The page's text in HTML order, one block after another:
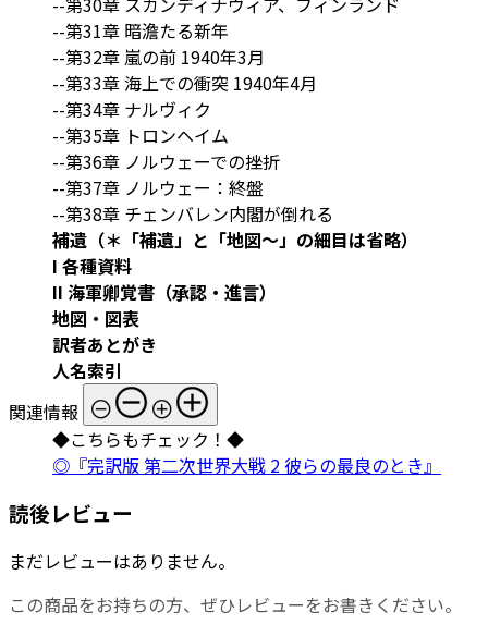
--第31章 暗澹たる新年
--第32章 嵐の前 1940年3月
--第33章 海上での衝突 1940年4月
--第34章 ナルヴィク
--第35章 トロンヘイム
--第36章 ノルウェーでの挫折
--第37章 ノルウェー：終盤
--第38章 チェンバレン内閣が倒れる
補遺（＊「補遺」と「地図～」の細目は省略）
I 各種資料
II 海軍卿覚書（承認・進言）
地図・図表
訳者あとがき
人名索引
関連情報
◆こちらもチェック！◆
◎『完訳版 第二次世界大戦 2 彼らの最良のとき』
読後レビュー
まだレビューはありません。
この商品をお持ちの方、ぜひレビューをお書きください。